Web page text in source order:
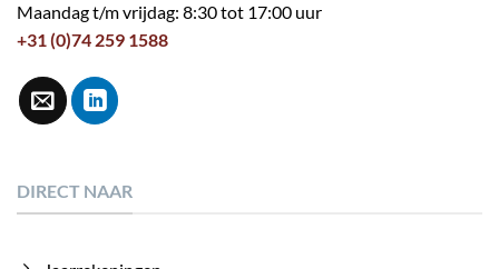
Maandag t/m vrijdag: 8:30 tot 17:00 uur
+31 (0)74 259 1588
DIRECT NAAR